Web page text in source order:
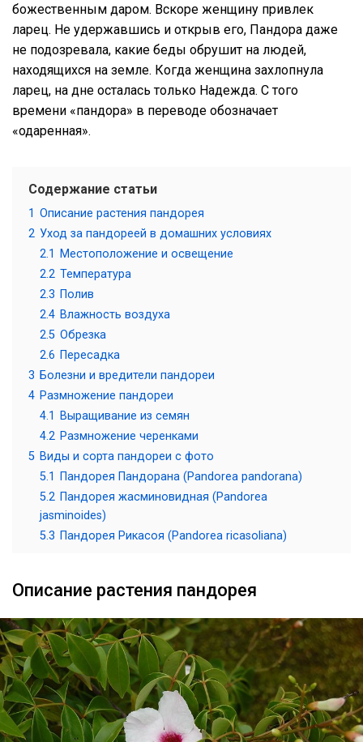
божественным даром. Вскоре женщину привлек
ларец. Не удержавшись и открыв его, Пандора даже
не подозревала, какие беды обрушит на людей,
находящихся на земле. Когда женщина захлопнула
ларец, на дне осталась только Надежда. С того
времени «пандора» в переводе обозначает
«одаренная».
Содержание статьи
1 Описание растения пандорея
2 Уход за пандореей в домашних условиях
2.1
Местоположение и освещение
2.2 Температура
2.3 Полив
2.4 Влажность воздуха
2.5 Обрезка
2.6 Пересадка
3 Болезни и вредители пандореи
4 Размножение пандореи
4.1
Выращивание из семян
4.2 Размножение черенками
5 Виды и сорта пандореи с фото
5.1
Пандорея Пандорана (Pandorea pandorana)
5.2 Пандорея жасминовидная (Pandorea
jasminoides)
5.3 Пандорея Рикасоя (Pandorea ricasoliana)
Описание растения пандорея